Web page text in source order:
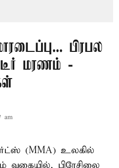
பிரபல
மரணம் -
am
(MMA) உலகில்
வகையில், பிரேசிலை